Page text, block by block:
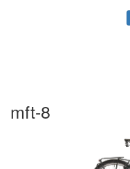
mft-8